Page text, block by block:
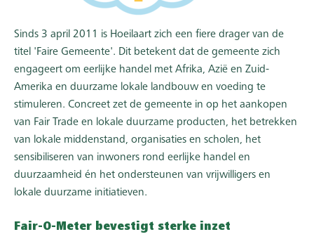
Sinds 3 april 2011 is Hoeilaart zich een fiere drager van de
titel 'Faire Gemeente'. Dit betekent dat de gemeente zich
engageert om eerlijke handel met Afrika, Azië en Zuid-
Amerika en duurzame lokale landbouw en voeding te
stimuleren. Concreet zet de gemeente in op het aankopen
van Fair Trade en lokale duurzame producten, het betrekken
van lokale middenstand, organisaties en scholen, het
sensibiliseren van inwoners rond eerlijke handel en
duurzaamheid én het ondersteunen van vrijwilligers en
lokale duurzame initiatieven.
Fair-O-Meter bevestigt sterke inzet